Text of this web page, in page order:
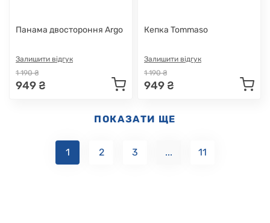
Панама двостороння Argo
Залишити відгук
1 190 ₴
949 ₴
Кепка Tommaso
Залишити відгук
1 190 ₴
949 ₴
ПОКАЗАТИ ЩЕ
1 2 3 ... 11